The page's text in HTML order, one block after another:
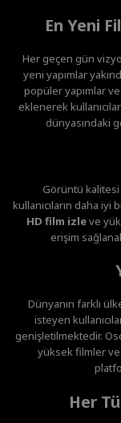
En Yeni
Her geçen gün
yeni yapımlar
popüler yapımlar
eklenerek
dünyasındaki
Görüntü
kullanıcıların daha
HD film izleve
erişim
Dünyanın farklı
isteyen
genişletilmektedir.
yüksek filmler
Her